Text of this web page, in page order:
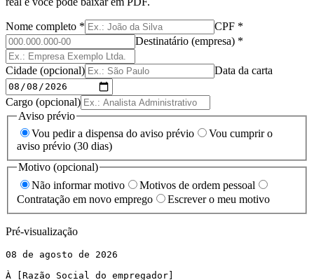
Nome completo *
CPF *
Destinatário (empresa) *
Cidade (opcional) Data da carta
Cargo (opcional)
Aviso prévio
Vou pedir a dispensa do aviso prévio
Vou cumprir o
aviso prévio (30 dias)
Motivo (opcional)
Não informar motivo
Motivos de ordem pessoal
Contratação em novo emprego
Escrever o meu motivo
Pré-visualização
08 de agosto de 2026
À [Razão Social do empregador]